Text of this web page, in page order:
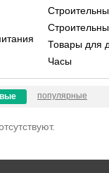
Товары для
Часы
популярные